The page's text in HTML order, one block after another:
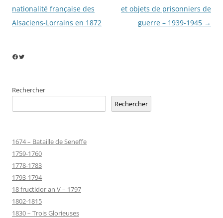
des
articles
nationalité française des
Alsaciens-Lorrains en 1872
et objets de prisonniers de
guerre – 1939-1945 →
Facebook
Twitter
Rechercher
Rechercher
1674 – Bataille de Seneffe
1759-1760
1778-1783
1793-1794
18 fructidor an V – 1797
1802-1815
1830 – Trois Glorieuses